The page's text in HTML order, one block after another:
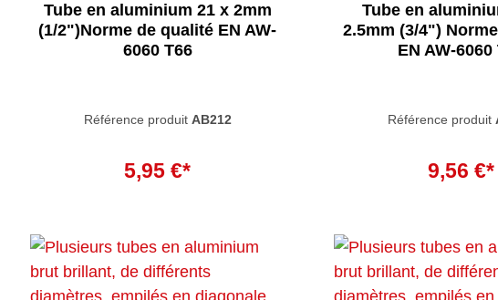
Tubes carrés
aluminium noir
Les animaux et
Tube en aluminium 21 x 2mm
(1/2")Norme de qualité EN AW-
6060 T66
Référence produit AB212
5,95 €*
Tube en
2.5mm (3/4")
EN AW-6060
Référence produit
9,56 €*